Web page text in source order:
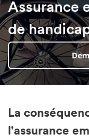
Assurance
de
La
l'assurance